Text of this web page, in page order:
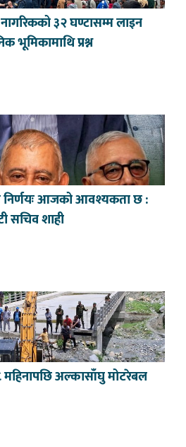
३२ घण्टासम्म लाइन
भूमिकामाथि प्रश्न
निर्णयः आजको आवश्यकता छ :
सचिव शाही
महिनापछि अल्कासाँघु मोटरेबल